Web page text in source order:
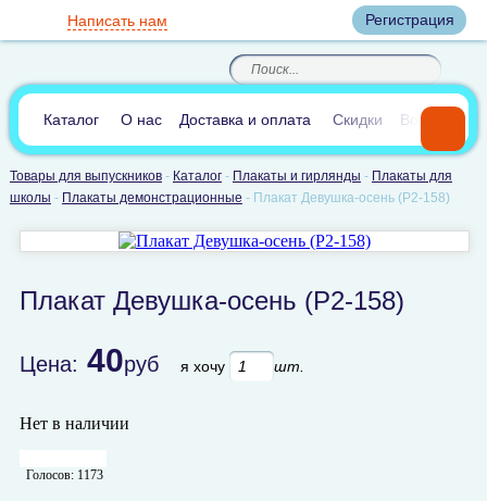
Регистрация
8(812)385-66-65
8(905) 700-70-04
По России звонок
бесплатный
(круглосуточно)
Написать нам
В сравнении:0
Каталог О нас Доставка и оплата Скидки Вопросы и
Товары для выпускников- Каталог- Плакаты и гирлянды - Плакаты для
школы - Плакаты демонстрационные - Плакат Девушка-осень (P2-158)
Плакат Девушка-осень (P2-158)
Цена: 40руб я хочу шт.
Нет в наличии
Голосов: 1173